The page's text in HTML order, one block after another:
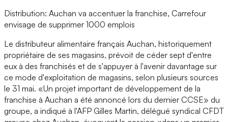
Distribution: Auchan va accentuer la franchise, Carrefour
envisage de supprimer 1000 emplois
Le distributeur alimentaire français Auchan, historiquement
propriétaire de ses magasins, prévoit de céder sept d'entre
eux à des franchisés et de s'appuyer à l'avenir davantage sur
ce mode d'exploitation de magasins, selon plusieurs sources
le 31 mai. «Un projet important de développement de la
franchise à Auchan a été annoncé lors du dernier CCSE» du
groupe, a indiqué à l'AFP Gilles Martin, délégué syndical CFDT